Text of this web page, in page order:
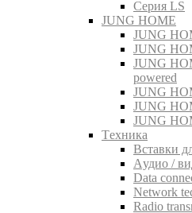
Серия LS
JUNG HOME
JUNG
JUNG
JUNG
powered
JUNG
JUNG
JUNG
Tехника
Вставки
Aудио /
Data
Network
Radio